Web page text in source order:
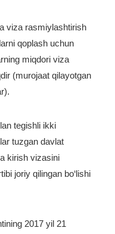
viza rasmiylashtirish
qoplash uchun
miqdori viza
(murojaat qilayotgan
tegishli ikki
tuzgan davlat
kirish vizasini
joriy qilingan bo‘lishi
2017 yil 21